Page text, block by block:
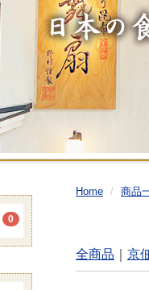
0
Home 商品
全商品 京